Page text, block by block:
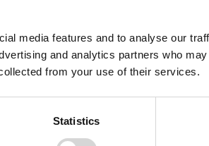
media features and to analyse our
and analytics partners who
from your use of their services.
Statistics
ペルー
南アフリカ